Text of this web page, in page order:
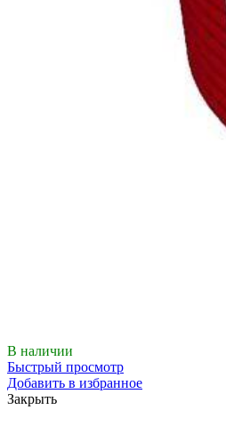
В наличии
Быстрый просмотр
Добавить в избранное
Закрыть